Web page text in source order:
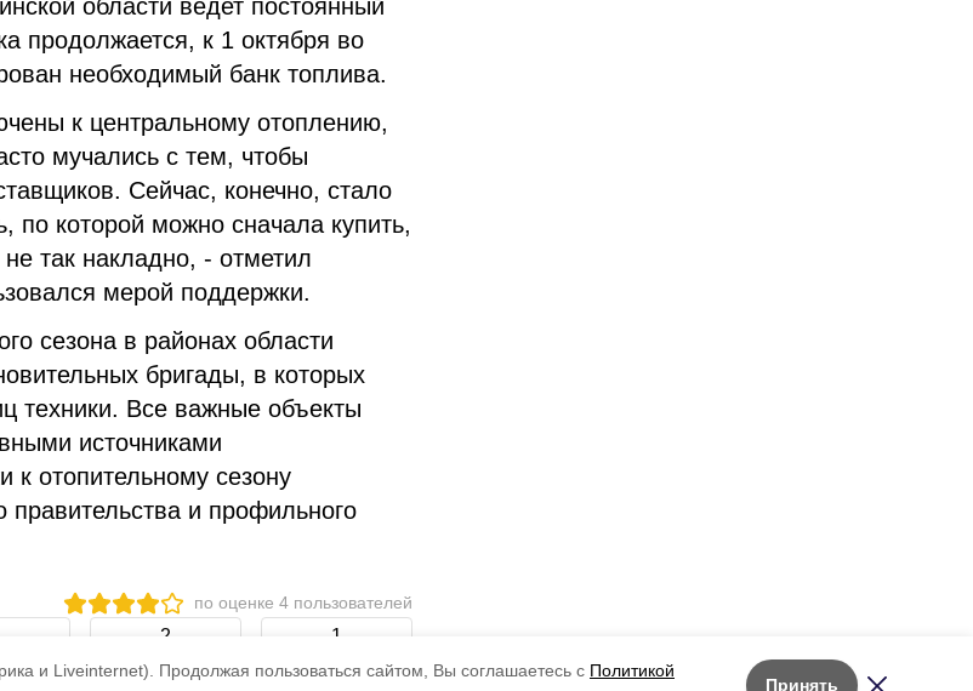
и Liveinternet). Продолжая пользоваться сайтом, Вы соглашаетесь с Политикой
Принять
области ведет постоянный
продолжается, к 1 октября во
необходимый банк топлива.
к центральному отоплению,
мучались с тем, чтобы
Сейчас, конечно, стало
по которой можно сначала купить,
так накладно, - отметил
мерой поддержки.
сезона в районах области
бригады, в которых
техники. Все важные объекты
источниками
к отопительному сезону
правительства и профильного
по оценке 4 пользователей
2 1